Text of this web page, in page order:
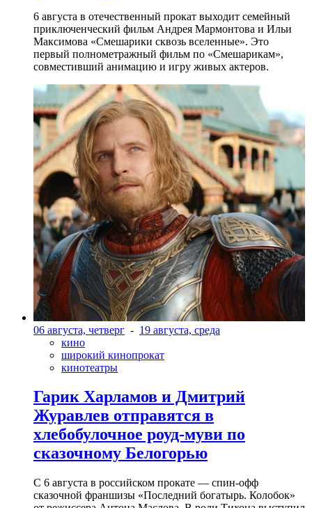
6 августа в отечественный прокат выходит семейный
приключенческий фильм Андрея Мармонтова и Ильи
Максимова «Смешарики сквозь вселенные». Это
первый полнометражный фильм по «Смешарикам»,
совместивший анимацию и игру живых актеров.
06 августа, четверг - 19 августа, среда
кино
широкий кинопрокат
кинотеатры
Гарик Харламов и Дмитрий
Журавлев отправятся в
хлебобулочное роуд-муви по
сказочному Белогорью
С 6 августа в российском прокате — спин-офф
сказочной франшизы «Последний богатырь. Колобок»